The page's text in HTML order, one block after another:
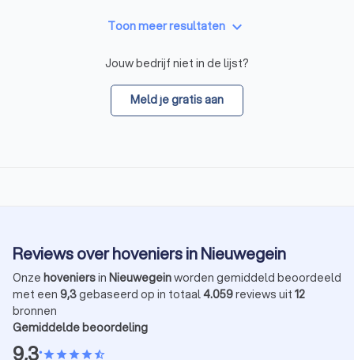
Toon meer resultaten keyboard_arrow_down
Jouw bedrijf niet in de lijst?
Meld je gratis aan
Reviews over hoveniers in Nieuwegein
Onze hoveniersin Nieuwegeinworden gemiddeld beoordeeld
met een 9,3gebaseerd op in totaal4.059reviews uit 12
bronnen
Gemiddelde beoordeling
9,3•starstarstarstarstar_half